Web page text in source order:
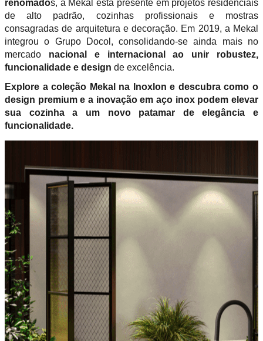
renomados, a Mekal está presente em projetos residenciais
de alto padrão, cozinhas profissionais e mostras
consagradas de arquitetura e decoração. Em 2019, a Mekal
integrou o Grupo Docol, consolidando-se ainda mais no
mercado nacional e internacional ao unir robustez,
funcionalidade e design de excelência.
Explore a coleção Mekal na Inoxlon e descubra como o
design premium e a inovação em aço inox podem elevar
sua cozinha a um novo patamar de elegância e
funcionalidade.